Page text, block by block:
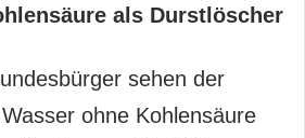
als Durstlöscher
sehen der
ohne Kohlensäure